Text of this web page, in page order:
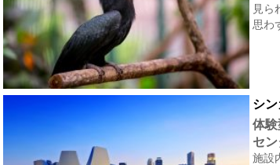
見ら
思わ
シ
体
セン
施設